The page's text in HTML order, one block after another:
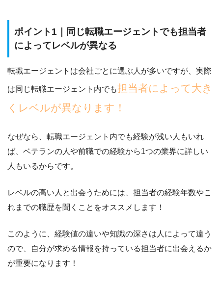
ポイント1｜同じ転職エージェントでも担当者
によってレベルが異なる
転職エージェントは会社ごとに選ぶ人が多いですが、実際
は同じ転職エージェント内でも担当者によって大き
くレベルが異なります！
なぜなら、転職エージェント内でも経験が浅い人もいれ
ば、ベテランの人や前職での経験から1つの業界に詳しい
人もいるからです。
レベルの高い人と出会うためには、 担当者の経験年数やこ
れまでの職歴を聞く ことをオススメします！
このように、経験値の違いや知識の深さは人によって違う
ので、
自分が求める情報を持っている担当者に出会えるか
が重要になります！